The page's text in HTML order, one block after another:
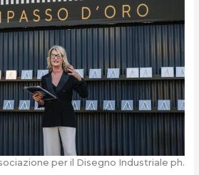
per il Disegno Industriale ph.